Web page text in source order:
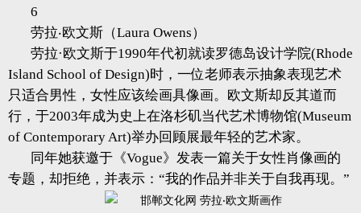
6
劳拉‧欧文斯（Laura Owens）
劳拉·欧文斯于1990年代初就读罗德岛设计学院(Rhode
Island School of Design)时，一位老师表示抽象表现艺术
只适合男性，女性应该绘画具像画。欧文斯却反其道而
行，于2003年成为史上在洛杉矶当代艺术博物馆(Museum
of Contemporary Art)举办回顾展最年轻的艺术家。
同年她获邀于《Vogue》发表一篇关于女性肖像画的
专题，却拒绝，并表示：“我的作品并非关于自我再现。”